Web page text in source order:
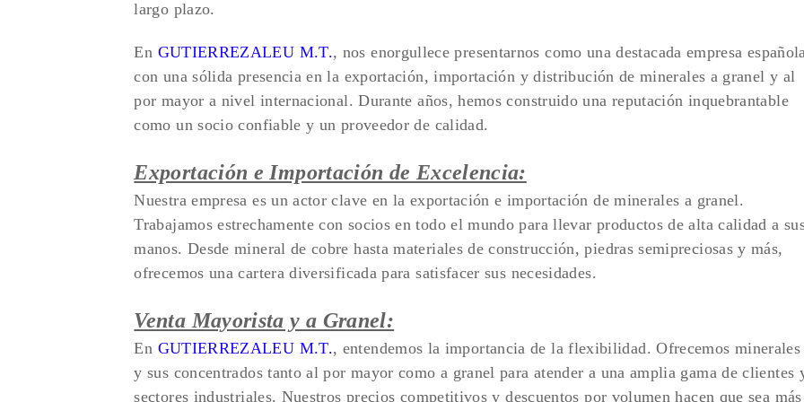
largo plazo.
En GUTIERREZALEU M.T., nos enorgullece presentarnos como una destacada empresa española
con una sólida presencia en la exportación, importación y distribución de minerales a granel y al
por mayor a nivel internacional. Durante años, hemos construido una reputación inquebrantable
como un socio confiable y un proveedor de calidad.
Exportación e Importación de Excelencia:
Nuestra empresa es un actor clave en la exportación e importación de minerales a granel.
Trabajamos estrechamente con socios en todo el mundo para llevar productos de alta calidad a
manos. Desde mineral de cobre hasta materiales de construcción, piedras semipreciosas y más,
ofrecemos una cartera diversificada para satisfacer sus necesidades.
Venta Mayorista y a Granel:
En GUTIERREZALEU M.T., entendemos la importancia de la flexibilidad. Ofrecemos minerales
y sus concentrados tanto al por mayor como a granel para atender a una amplia gama de clientes
sectores industriales. Nuestros precios competitivos y descuentos por volumen hacen que sea más